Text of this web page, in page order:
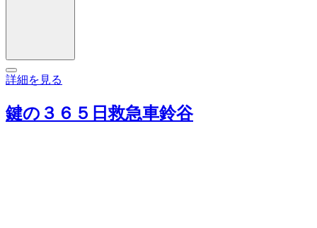
詳細を見る
鍵の３６５日救急車鈴谷